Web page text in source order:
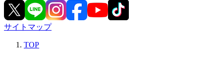
サイトマップ
TOP